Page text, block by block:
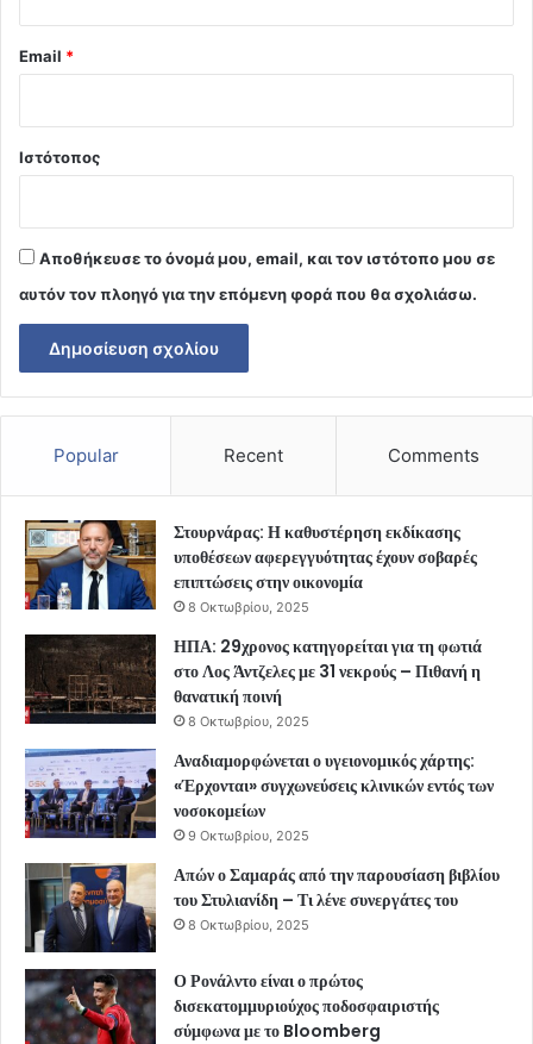
Email *
Ιστότοπος
Αποθήκευσε το όνομά μου, email, και τον ιστότοπο μου σε
αυτόν τον πλοηγό για την επόμενη φορά που θα σχολιάσω.
Popular Recent Comments
Στουρνάρας: Η καθυστέρηση εκδίκασης
υποθέσεων αφερεγγυότητας έχουν σοβαρές
επιπτώσεις στην οικονομία
8 Οκτωβρίου, 2025
ΗΠΑ: 29χρονος κατηγορείται για τη φωτιά
στο Λος Άντζελες με 31 νεκρούς – Πιθανή η
θανατική ποινή
8 Οκτωβρίου, 2025
Αναδιαμορφώνεται ο υγειονομικός χάρτης:
«Έρχονται» συγχωνεύσεις κλινικών εντός των
νοσοκομείων
9 Οκτωβρίου, 2025
Απών ο Σαμαράς από την παρουσίαση βιβλίου
του Στυλιανίδη – Τι λένε συνεργάτες του
8 Οκτωβρίου, 2025
Ο Ρονάλντο είναι ο πρώτος
δισεκατομμυριούχος ποδοσφαιριστής
σύμφωνα με το Bloomberg